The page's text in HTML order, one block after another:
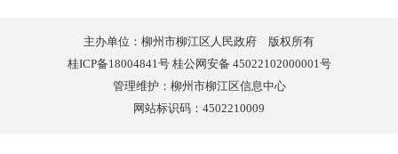
主办单位：柳州市柳江区人民政府 版权所有
桂ICP备18004841号 桂公网安备 45022102000001号
管理维护：柳州市柳江区信息中心
网站标识码：4502210009